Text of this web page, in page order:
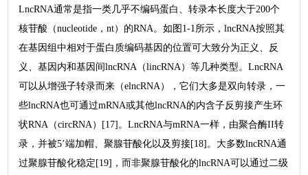
LncRNA通常是指一类几乎不编码蛋白、转录本长度大于200个
核苷酸（nucleotide，nt）的RNA。如图1-1所示，lncRNA按照其
在基因组中相对于蛋白质编码基因的位置可大致分为正义、反
义、基因内和基因间lncRNA（lincRNA）等几种类型。LncRNA
可以从增强子转录而来（elncRNA），它们大多是双向转录，一
些lncRNA也可通过mRNA或其他lncRNA的内含子反剪接产生环
状RNA（circRNA）[17]。LncRNA与mRNA一样，由聚合酶II转
录，并被5’端加帽、聚腺苷酸化以及剪接[18]。大多数lncRNA通
过聚腺苷酸化稳定[19]，而非聚腺苷酸化的lncRNA可以通过二级